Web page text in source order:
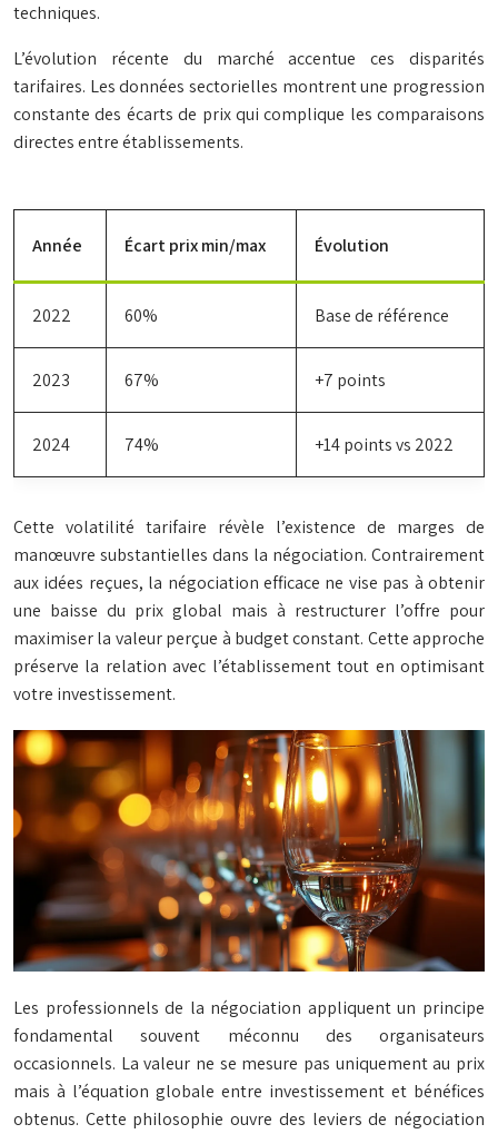
techniques.
L’évolution récente du marché accentue ces disparités
tarifaires. Les données sectorielles montrent une progression
constante des écarts de prix qui complique les comparaisons
directes entre établissements.
Année Écart prix min/max Évolution
2022 60% Base de référence
2023 67% +7 points
2024 74% +14 points vs 2022
Cette volatilité tarifaire révèle l’existence de marges de
manœuvre substantielles dans la négociation. Contrairement
aux idées reçues, la négociation efficace ne vise pas à obtenir
une baisse du prix global mais à restructurer l’offre pour
maximiser la valeur perçue à budget constant. Cette approche
préserve la relation avec l’établissement tout en optimisant
votre investissement.
Les professionnels de la négociation appliquent un principe
fondamental souvent méconnu des organisateurs
occasionnels. La valeur ne se mesure pas uniquement au prix
mais à l’équation globale entre investissement et bénéfices
obtenus. Cette philosophie ouvre des leviers de négociation